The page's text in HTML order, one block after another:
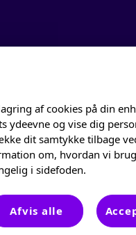
af cookies på din
ydeevne og vise dig
dit samtykke tilbage
om, hvordan vi
i sidefoden.
Afvis alle